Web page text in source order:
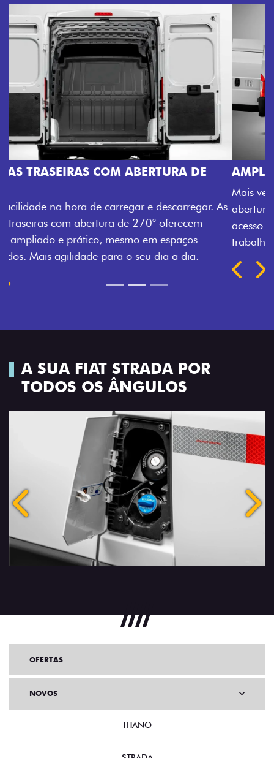
AMPLA ABERTURA DA PORTA LATERAL
Mais versatilidade para o seu carregamento. A ampla
abertura da porta lateral do Novo Ducato facilita o
acesso à carga, otimizando tempo e tornando o
trabalho mais eficiente, onde quer que você esteja.
Next
Próximo
TODOS OS ÂNGULOS
Anterior
OFERTAS
NOVOS
TITANO